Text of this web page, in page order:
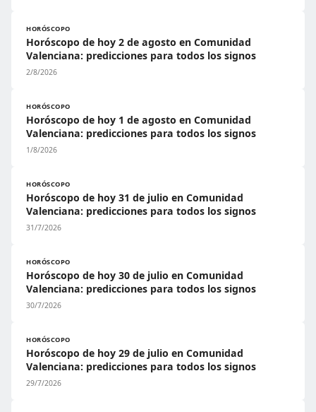
HORÓSCOPO
Horóscopo de hoy 2 de agosto en Comunidad
Valenciana: predicciones para todos los signos
2/8/2026
HORÓSCOPO
Horóscopo de hoy 1 de agosto en Comunidad
Valenciana: predicciones para todos los signos
1/8/2026
HORÓSCOPO
Horóscopo de hoy 31 de julio en Comunidad
Valenciana: predicciones para todos los signos
31/7/2026
HORÓSCOPO
Horóscopo de hoy 30 de julio en Comunidad
Valenciana: predicciones para todos los signos
30/7/2026
HORÓSCOPO
Horóscopo de hoy 29 de julio en Comunidad
Valenciana: predicciones para todos los signos
29/7/2026